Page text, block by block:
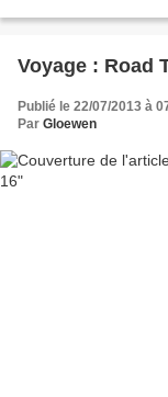
Voyage : Road
Publié le 22/07/2013 à
Par Gloewen